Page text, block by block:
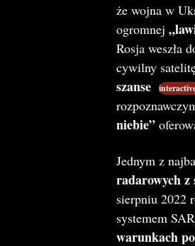
że wojna w
ogromnej
Rosja weszła
cywilny
szanse
niebie”
Jednym z
radarowych z
sierpniu 2022
systemem
warunkach